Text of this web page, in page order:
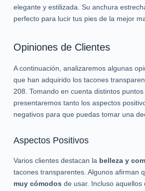
elegante y estilizada. Su anchura
perfecto para lucir tus pies de la mejor
Opiniones de Clientes
A continuación, analizaremos algunas
que han adquirido los tacones
208. Tomando en cuenta distintos puntos
presentaremos tanto los aspectos
negativos para que puedas tomar una
Aspectos Positivos
Varios clientes destacan la belleza y
tacones transparentes. Algunos afirman
muy cómodos de usar. Incluso aquellos